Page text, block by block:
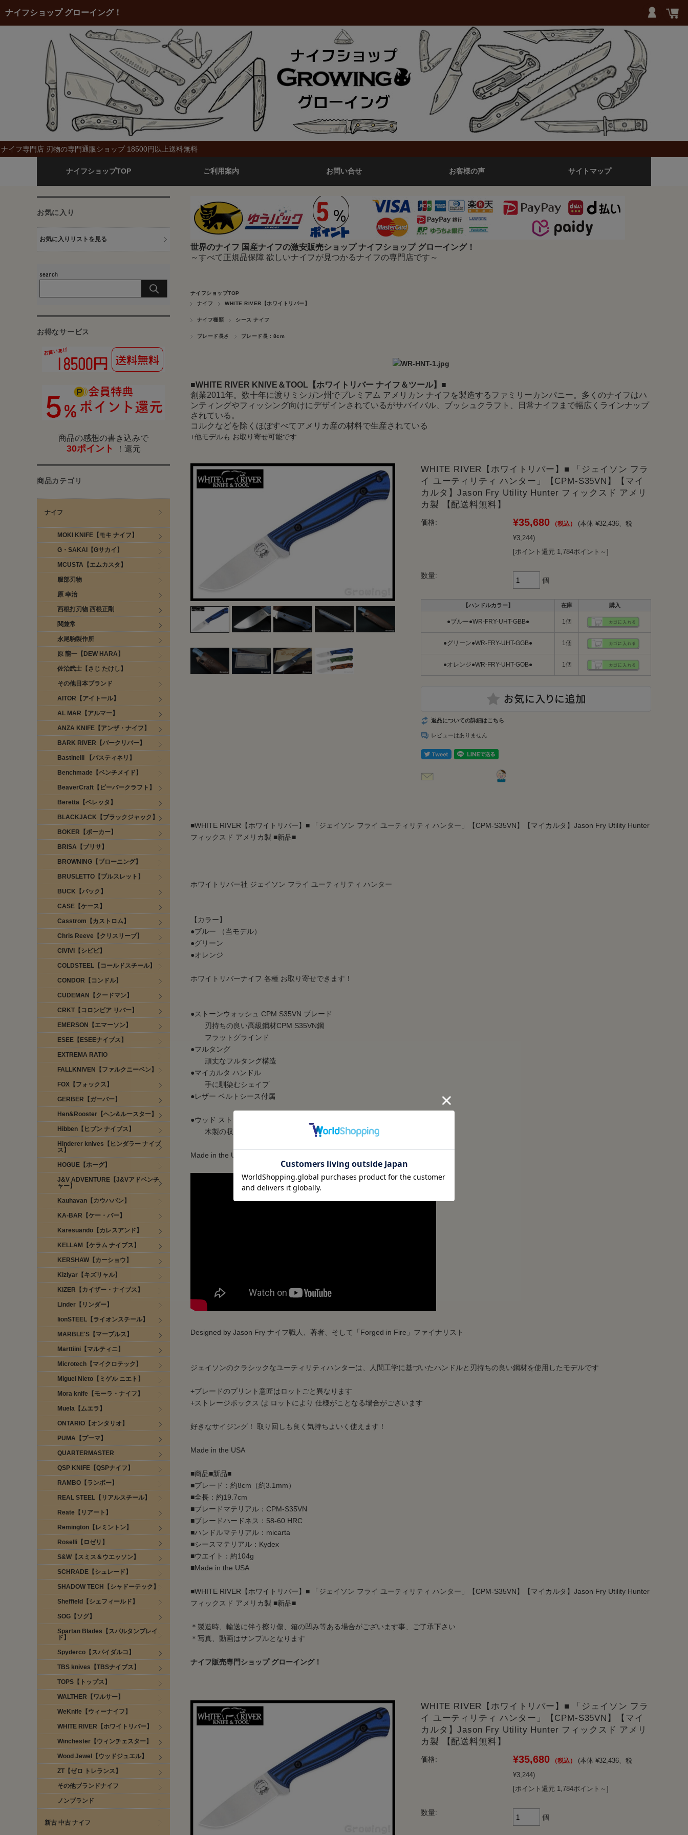
ナイフショップ グローイング！
ナイフ専門店 刃物の専門通販ショップ 18500円以上送料無料
ナイフショップTOP ご利用案内 お問い合せ お客様の声 サイトマップ
世界のナイフ 国産ナイフの激安販売ショップ ナイフショップ グローイング！
～すべて正規品保障 欲しいナイフが見つかるナイフの専門店です～
ナイフショップTOP
ナイフ
WHITE RIVER【ホワイトリバー】
ナイフ種類 シース ナイフ
ブレード長さ ブレード長：8cm
■WHITE RIVER KNIVE＆TOOL【ホワイトリバー ナイフ＆ツール】 ■
創業2011年。数十年に渡りミシガン州でプレミアム アメリカン ナイフを製造するファミリーカンパニー。多くのナイフはハ
ンティングやフィッシング向けにデザインされているがサバイバル、ブッシュクラフト、日常ナイフまで幅広くラインナップ
されている。
コルクなどを除くほぼすべてアメリカ産の材料で生産されている
+他モデルも お取り寄せ可能です
WHITE RIVER【ホワイトリバー】■ 「ジェイソン フラ
イ ユーティリティ ハンター」【CPM-S35VN】【マイ
カルタ】Jason Fry Utility Hunter フィックスド アメリ
カ製 【配送料無料】
価格: ¥35,680
(本体 ¥32,436、税
¥3,244)
[ポイント還元 1,784ポイント～]
数量:
個
【ハンドルカラー】 在庫 購入
●ブルー●WR-FRY-UHT-GBB● 1個
●グリーン●WR-FRY-UHT-GGB● 1個
●オレンジ●WR-FRY-UHT-GOB● 1個
返品についての詳細はこちら
レビューはありません
■WHITE RIVER【ホワイトリバー】■ 「ジェイソン フライ ユーティリティ ハンター」【CPM-S35VN】【マイカルタ】Jason Fry Utility Hunter
フィックスド アメリカ製 ■新品■
ホワイトリバー社 ジェイソン フライ ユーティリティ ハンター
【カラー】
●ブルー （当モデル）
●グリーン
●オレンジ
ホワイトリバーナイフ 各種 お取り寄せできます！
●ストーンウォッシュ CPM S35VN ブレード
刃持ちの良い高級鋼材CPM S35VN鋼
フラットグラインド
●フルタング
頑丈なフルタング構造
●マイカルタ ハンドル
手に馴染むシェイプ
●レザー ベルトシース付属
●ウッド ストレージボックス入り
木製の収納ケース
Made in the USA
Designed by Jason Fry ナイフ職人、著者、そして「Forged in Fire」ファイナリスト
ジェイソンのクラシックなユーティリティハンターは、人間工学に基づいたハンドルと刃持ちの良い鋼材を使用したモデルです
+ブレードのプリント意匠はロットごと異なります
+ストレージボックス は ロットにより 仕様がことなる場合がございます
好きなサイジング！ 取り回しも良く気持ちよいく使えます！
Made in the USA
■商品■新品■
■ブレード：約8cm（約3.1mm）
■全長：約19.7cm
■ブレードマテリアル：CPM-S35VN
■ブレードハードネス：58-60 HRC
■ハンドルマテリアル：micarta
■シースマテリアル：Kydex
■ウエイト：約104g
■Made in the USA
■WHITE RIVER【ホワイトリバー】■ 「ジェイソン フライ ユーティリティ ハンター」【CPM-S35VN】【マイカルタ】Jason Fry Utility Hunter
フィックスド アメリカ製 ■新品■
＊製造時、輸送に伴う擦り傷、箱の凹み等ある場合がございます事、ご了承下さい
＊写真、動画はサンプルとなります
ナイフ販売専門ショップ グローイング！
WHITE RIVER【ホワイトリバー】■ 「ジェイソン フラ
イ ユーティリティ ハンター」【CPM-S35VN】【マイ
カルタ】Jason Fry Utility Hunter フィックスド アメリ
カ製 【配送料無料】
価格: ¥35,680
(本体 ¥32,436、税
¥3,244)
[ポイント還元 1,784ポイント～]
数量:
個
お気に入り
お気に入りリストを見る
お得なサービス
商品の感想の書き込みで
30ポイント ！還元
商品カテゴリ
ナイフ
MOKI KNIFE【モキ ナイフ】
G・SAKAI【Gサカイ】
MCUSTA【エムカスタ】
服部刃物
原 幸治
西根打刃物 西根正剛
関兼常
永尾駒製作所
原 龍一【DEW HARA】
佐治武士【さじ たけし】
その他日本ブランド
AITOR【アイトール】
AL MAR【アルマー】
ANZA KNIFE【アンザ・ナイフ】
BARK RIVER【バークリバー】
Bastinelli 【バスティネリ】
Benchmade【ベンチメイド】
BeaverCraft【ビーバークラフト】
Beretta【ベレッタ】
BLACKJACK【ブラックジャック】
BOKER【ボーカー】
BRISA【ブリサ】
BROWNING【ブローニング】
BRUSLETTO【ブルスレット】
BUCK【バック】
CASE【ケース】
Casstrom【カストロム】
Chris Reeve【クリスリーブ】
CIVIVI【シビビ】
COLDSTEEL【コールドスチール】
CONDOR【コンドル】
CUDEMAN【クードマン】
CRKT【コロンビア リバー】
EMERSON【エマーソン】
ESEE【ESEEナイブス】
EXTREMA RATIO
FALLKNIVEN【ファルクニーベン】
FOX【フォックス】
GERBER【ガーバー】
Hen&Rooster【ヘン&ルースター】
Hibben【ヒブン ナイブス】
Hinderer knives【ヒンダラー ナイブ
ス】
HOGUE【ホーグ】
J&V ADVENTURE【J&Vアドベンチ
ャー】
Kauhavan【カウハバン】
KA-BAR【ケー・バー】
Karesuando【カレスアンド】
KELLAM【ケラム ナイブス】
KERSHAW【カーショウ】
Kizlyar【キズリャル】
KiZER【カイザー・ナイブス】
Linder【リンダー】
lionSTEEL【ライオンスチール】
MARBLE'S【マーブルス】
Marttiini【マルティニ】
Microtech【マイクロテック】
Miguel Nieto【ミゲル ニエト】
Mora knife【モーラ・ナイフ】
Muela【ムエラ】
ONTARIO【オンタリオ】
PUMA【プーマ】
QUARTERMASTER
QSP KNIFE【QSPナイフ】
RAMBO【ランボー】
REAL STEEL【リアルスチール】
Reate【リアート】
Remington【レミントン】
Roselli【ロゼリ】
S&W【スミス＆ウエッソン】
SCHRADE【シュレード】
SHADOW TECH【シャドーテック】
Sheffield【シェフィールド】
SOG【ソグ】
Spartan Blades【スパルタンブレイ
ド】
Spyderco【スパイダルコ】
TBS knives【TBSナイブス】
TOPS【トップス】
WALTHER【ワルサー】
WeKnife【ウィーナイフ】
WHITE RIVER【ホワイトリバー】
Winchester【ウィンチェスター】
Wood Jewel【ウッドジュエル】
ZT【ゼロ トレランス】
その他ブランドナイフ
ノンブランド
新古 中古 ナイフ